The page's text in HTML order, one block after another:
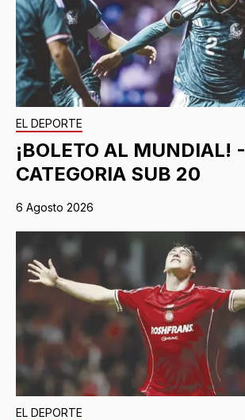
EL DEPORTE
¡BOLETO AL MUNDIAL! -
CATEGORIA SUB 20
6 Agosto 2026
EL DEPORTE